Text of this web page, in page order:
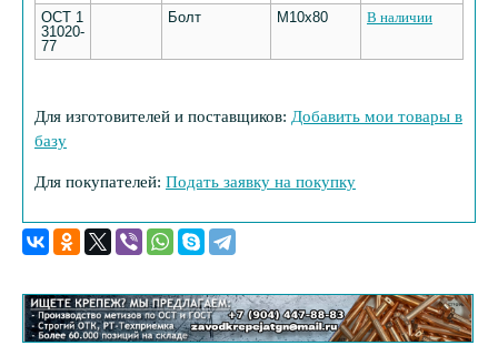
ОСТ 1
31020-
77
Болт M10х80 В наличии
Для изготовителей и поставщиков: Добавить мои товары в
базу
Для покупателей: Подать заявку на покупку